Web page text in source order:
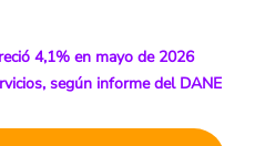
4,1% en mayo de 2026
según informe del DANE